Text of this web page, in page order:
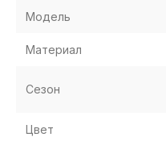
Модель
Материал
Сезон
Цвет